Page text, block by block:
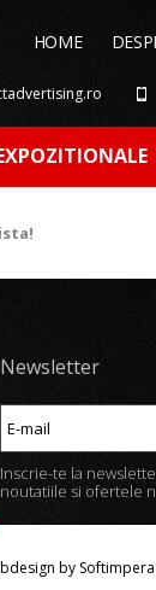
HOME
Newsletter
Inscrie-te la
noutatiile si ofertele
by Softimpera